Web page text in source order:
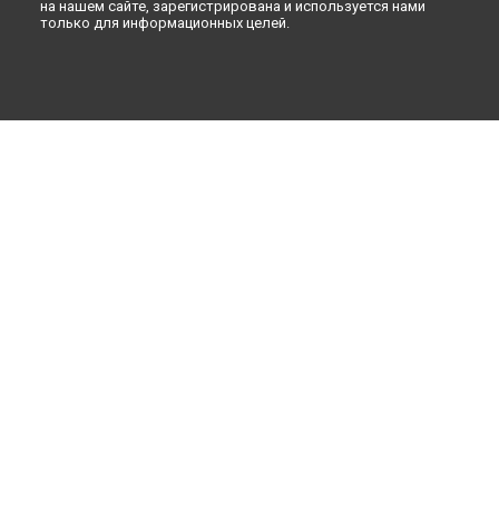
на нашем сайте, зарегистрирована и используется нами
только для информационных целей.